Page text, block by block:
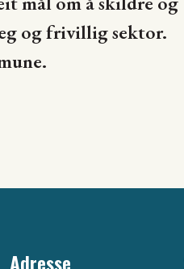
og frivillig sektor.
Adresse